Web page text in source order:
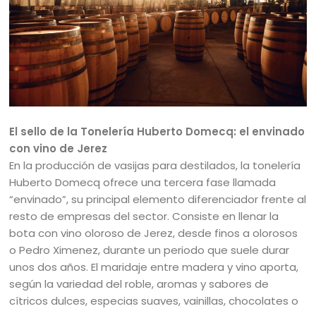
El sello de la Tonelería Huberto Domecq: el envinado
con vino de Jerez
En la producción de vasijas para destilados, la tonelería
Huberto Domecq ofrece una tercera fase llamada
“envinado”, su principal elemento diferenciador frente al
resto de empresas del sector. Consiste en llenar la
bota con vino oloroso de Jerez, desde finos a olorosos
o Pedro Ximenez, durante un periodo que suele durar
unos dos años. El maridaje entre madera y vino aporta,
según la variedad del roble, aromas y sabores de
cítricos dulces, especias suaves, vainillas, chocolates o